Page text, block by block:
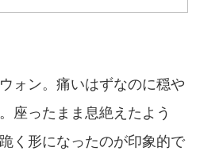
ォン。痛いはずなのに穏や
座ったまま息絶えたよう
く形になったのが印象的で